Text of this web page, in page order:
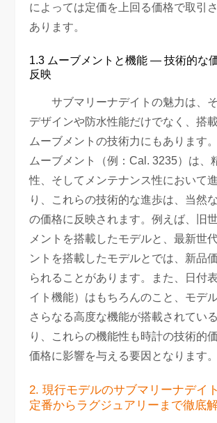
によっては定価を上回る価格で取引
あります。
1.3 ムーブメントと機能 — 技術的な
反映
サブマリーナデイトの魅力は、
デザインや防水性能だけでなく、搭
ムーブメントの技術力にもあります
ムーブメント（例：Cal. 3235）は、
性、そしてメンテナンス性において
り、これらの技術的な進歩は、当然
の価格に反映されます。例えば、旧
メントを搭載したモデルと、最新世
ントを搭載したモデルとでは、新品
られることがあります。また、日付
イト機能）はもちろんのこと、モデ
さらなる高度な機能が搭載されてい
り、これらの機能性も時計の技術的
価格に影響を与える要因となります。
2. 現行モデルのサブマリーナデイ
定番からラグジュアリーまで徹底